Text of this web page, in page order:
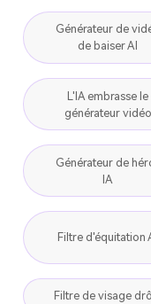
Générateur de
de baiser AI
L'IA embrasse le
générateur vidéo
Générateur de
IA
Filtre d'équitation
Filtre de visage